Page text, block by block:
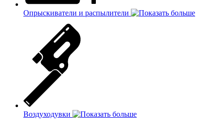
Опрыскиватели и распылители
Воздуходувки